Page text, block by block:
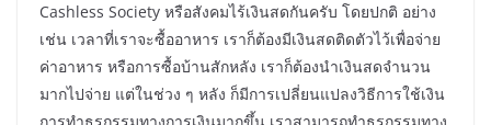
Cashless Society หรือสังคมไร้เงินสดกันครับ โดยปกติ อย่าง
เช่น เวลาที่เราจะซื้ออาหาร เราก็ต้องมีเงินสดติดตัวไว้เพื่อจ่าย
ค่าอาหาร หรือการซื้อบ้านสักหลัง เราก็ต้องนำเงินสดจำนวน
มากไปจ่าย แต่ในช่วง ๆ หลัง ก็มีการเปลี่ยนแปลงวิธีการใช้เงิน